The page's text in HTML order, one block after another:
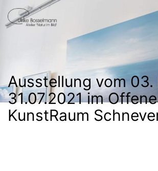
Zum
Inhalt
Ulrike
Ausstellung vom 03.
31.07.2021 im
KunstRaum